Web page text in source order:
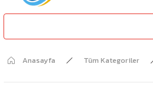
Anasayfa Tüm Kategoriler